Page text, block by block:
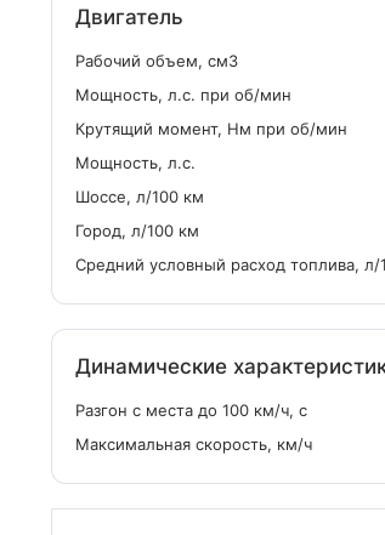
Двигатель
Рабочий объем, см3
Мощность, л.с. при об/мин
Крутящий момент, Нм при об/мин
Мощность, л.с.
Шоссе, л/100 км
Город, л/100 км
Средний условный расход топлива, л/
Динамические
Разгон с места до 100 км/ч, с
Максимальная скорость, км/ч